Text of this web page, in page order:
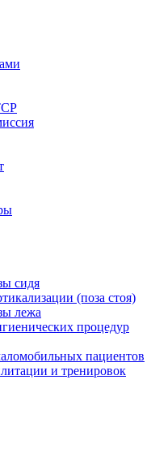
сидя
(поза стоя)
лежа
процедур
пациентов
и тренировок